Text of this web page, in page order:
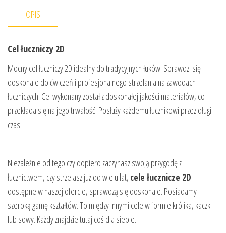
OPIS
Cel łuczniczy 2D
Mocny cel łuczniczy 2D idealny do tradycyjnych łuków. Sprawdzi się
doskonale do ćwiczeń i profesjonalnego strzelania na zawodach
łuczniczych. Cel wykonany został z doskonałej jakości materiałów, co
przekłada się na jego trwałość. Posłuży każdemu łucznikowi przez długi
czas.
Niezależnie od tego czy dopiero zaczynasz swoją przygodę z
łucznictwem, czy strzelasz już od wielu lat, cele łucznicze 2D
dostępne w naszej ofercie, sprawdzą się doskonale. Posiadamy
szeroką gamę kształtów. To między innymi cele w formie królika, kaczki
lub sowy. Każdy znajdzie tutaj coś dla siebie.